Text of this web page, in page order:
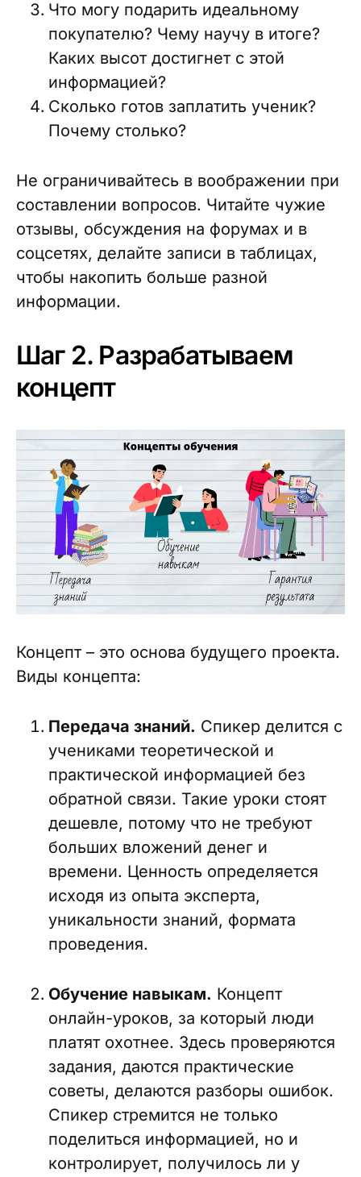
Что могу подарить идеальному
покупателю? Чему научу в итоге?
Каких высот достигнет с этой
информацией?
Сколько готов заплатить ученик?
Почему столько?
Не ограничивайтесь в воображении при
составлении вопросов. Читайте чужие
отзывы, обсуждения на форумах и в
соцсетях, делайте записи в таблицах,
чтобы накопить больше разной
информации.
Шаг 2. Разрабатываем
концепт
Концепт – это основа будущего проекта.
Виды концепта:
Передача знаний. Спикер делится с
учениками теоретической и
практической информацией без
обратной связи. Такие уроки стоят
дешевле, потому что не требуют
больших вложений денег и
времени. Ценность определяется
исходя из опыта эксперта,
уникальности знаний, формата
проведения.
Обучение навыкам. Концепт
онлайн-уроков, за который люди
платят охотнее. Здесь проверяются
задания, даются практические
советы, делаются разборы ошибок.
Спикер стремится не только
поделиться информацией, но и
контролирует, получилось ли у